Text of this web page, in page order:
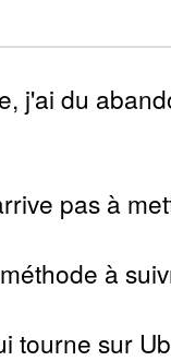
j'ai du
pas à
à
tourne sur